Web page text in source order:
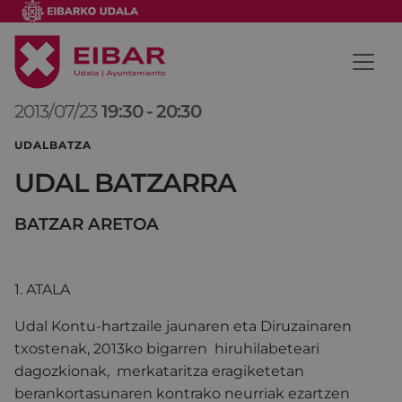
2013/07/23 19:30 -20:30
UDALBATZA
UDAL BATZARRA
BATZAR ARETOA
1. ATALA
Udal Kontu-hartzaile jaunaren eta Diruzainaren
txostenak, 2013ko bigarren hiruhilabeteari
dagozkionak, merkataritza eragiketetan
berankortasunaren kontrako neurriak ezartzen